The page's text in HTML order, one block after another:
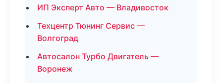
ИП Эксперт Авто — Владивосток
Техцентр Тюнинг Сервис —
Волгоград
Автосалон Турбо Двигатель —
Воронеж